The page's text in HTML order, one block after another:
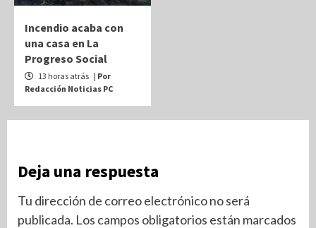
Incendio acaba con
una casa en La
Progreso Social
13 horas atrás | Por
Redacción Noticias PC
Deja una respuesta
Tu dirección de correo electrónico no será
publicada. Los campos obligatorios están marcados